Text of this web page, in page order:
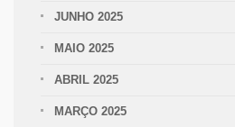
JUNHO 2025
MAIO 2025
ABRIL 2025
MARÇO 2025